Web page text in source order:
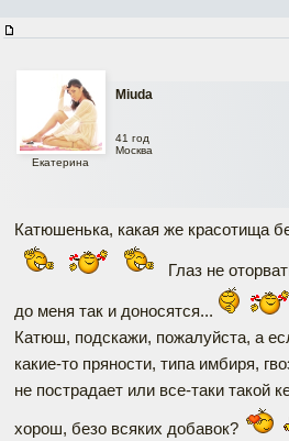
Miuda
Екатерина
41 год
Москва
Катюшенька, какая же красотища
Глаз не
до меня так и доносятся...
Катюш, подскажи, пожалуйста, а
какие-то пряности, типа имбиря,
не пострадает или все-таки такой
хорош, безо всяких добавок?